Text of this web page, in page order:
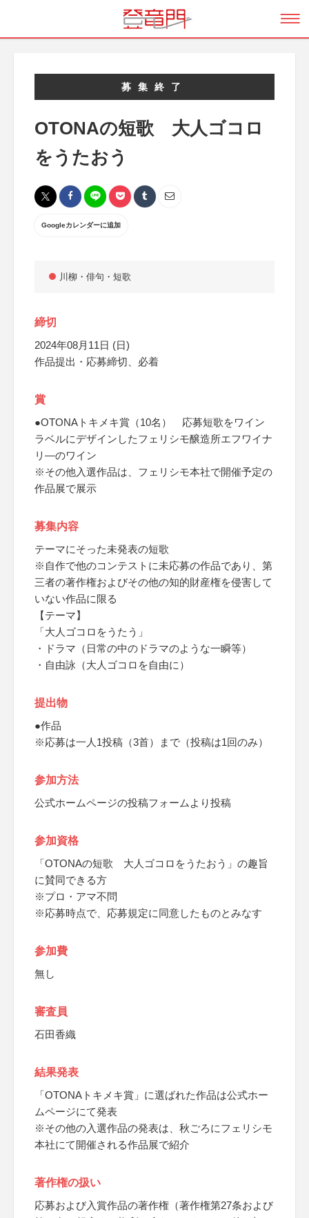
募集終了
OTONAの短歌 大人ゴコロ
をうたおう
Googleカレンダーに追加
川柳・俳句・短歌
締切
2024年08月11日 (日)
作品提出・応募締切、必着
賞
●OTONAトキメキ賞（10名） 応募短歌をワイン
ラベルにデザインしたフェリシモ醸造所エフワイナ
リ―のワイン
※その他入選作品は、フェリシモ本社で開催予定の
作品展で展示
募集内容
テーマにそった未発表の短歌
※自作で他のコンテストに未応募の作品であり、第
三者の著作権およびその他の知的財産権を侵害して
いない作品に限る
【テーマ】
「大人ゴコロをうたう」
・ドラマ（日常の中のドラマのような一瞬等）
・自由詠（大人ゴコロを自由に）
提出物
●作品
※応募は一人1投稿（3首）まで（投稿は1回のみ）
参加方法
公式ホームページの投稿フォームより投稿
参加資格
「OTONAの短歌 大人ゴコロをうたおう」の趣旨
に賛同できる方
※プロ・アマ不問
※応募時点で、応募規定に同意したものとみなす
参加費
無し
審査員
石田香織
結果発表
「OTONAトキメキ賞」に選ばれた作品は公式ホー
ムページにて発表
※その他の入選作品の発表は、秋ごろにフェリシモ
本社にて開催される作品展で紹介
著作権の扱い
応募および入賞作品の著作権（著作権第27条および